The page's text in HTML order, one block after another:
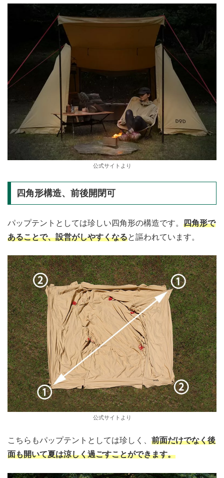
公式サイトより
四角形構造、前後開閉可
パップテントとしては珍しい四角形の構造です。 四角形で
あることで、設営がしやすくなると謳われています。
公式サイトより
こちらもパップテントとしては珍しく、 前面だけでなく後
面も開いて夏は涼しく過ごすことができます。